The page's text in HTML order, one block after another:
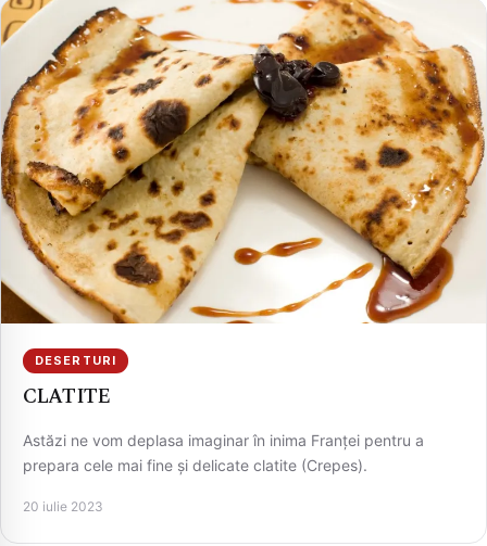
DESERTURI
CLATITE
Astăzi ne vom deplasa imaginar în inima Franței pentru a
prepara cele mai fine și delicate clatite (Crepes).
20 iulie 2023